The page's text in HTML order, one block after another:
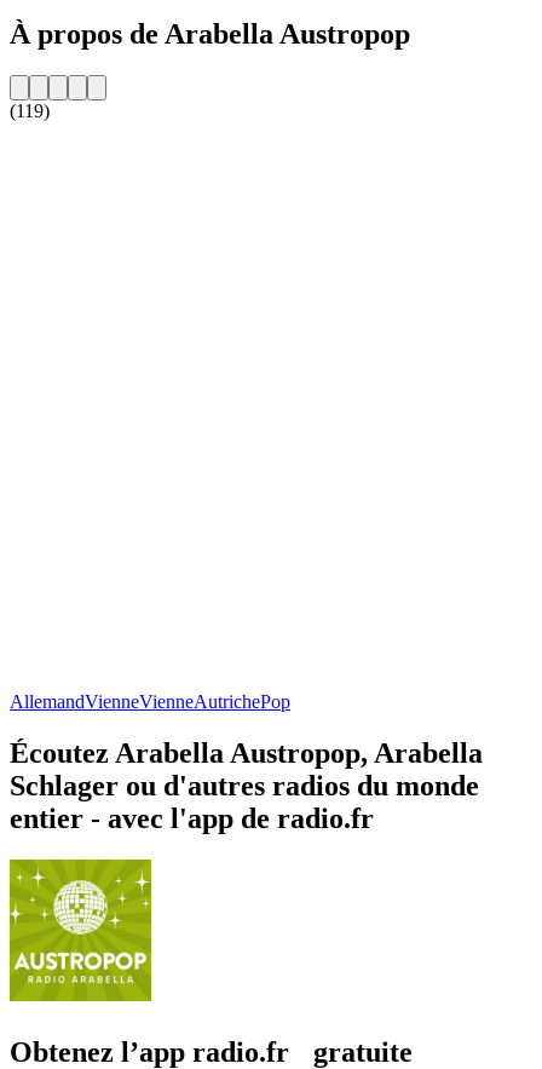
À propos de Arabella Austropop
(119)
AllemandVienneVienneAutrichePop
Écoutez Arabella Austropop, Arabella
Schlager ou d'autres radios du monde
entier - avec l'app de radio.fr
Obtenez l’app radio.fr gratuite